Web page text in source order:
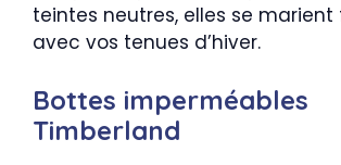
teintes neutres, elles se
avec vos tenues d’hiver.
Bottes imperméables
Timberland